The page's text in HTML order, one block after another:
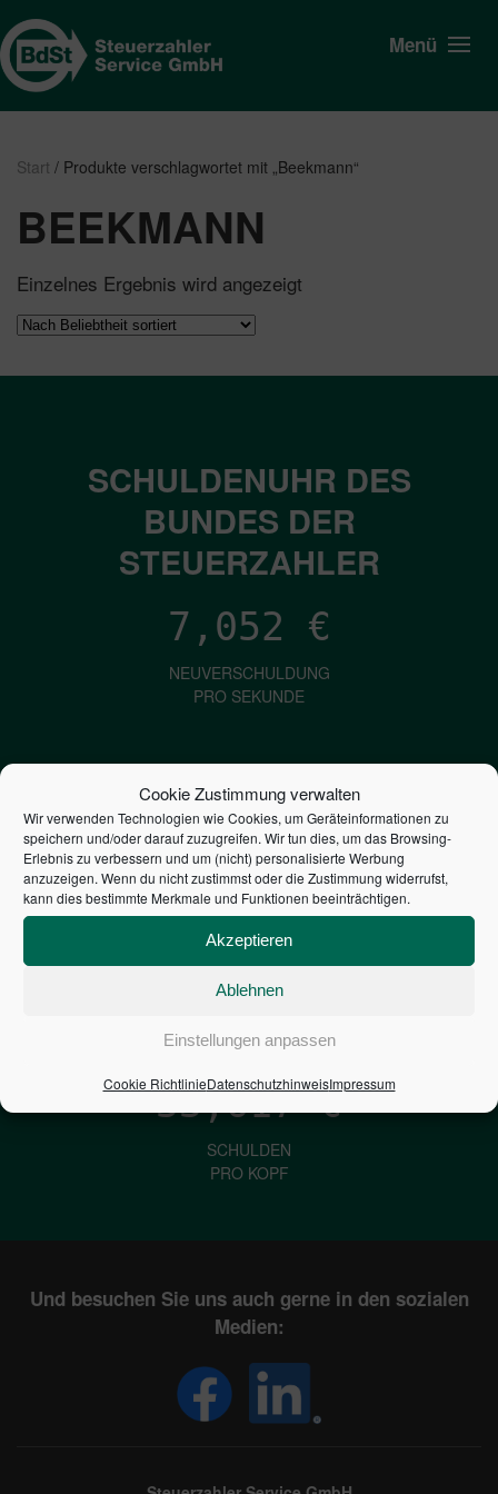
Cookie Zustimmung verwalten
Wir verwenden Technologien wie Cookies, um Geräteinformationen zu
speichern und/oder darauf zuzugreifen. Wir tun dies, um das Browsing-
Erlebnis zu verbessern und um (nicht) personalisierte Werbung
anzuzeigen. Wenn du nicht zustimmst oder die Zustimmung widerrufst,
kann dies bestimmte Merkmale und Funktionen beeinträchtigen.
Akzeptieren
Ablehnen
Einstellungen anpassen
Cookie RichtlinieDatenschutzhinweisImpressum
Menü
Start / Produkte verschlagwortet mit „Beekmann“
BEEKMANN
Einzelnes Ergebnis wird angezeigt
SCHULDENUHR DES
BUNDES DER
STEUERZAHLER
7,052 €
NEUVERSCHULDUNG
PRO SEKUNDE
1,601€
ZINSEN
PRO SEKUNDE
2,805,941,665,321
STAATSVERSCHULDUNG
33,617€
SCHULDEN
PRO KOPF
Und besuchen Sie uns auch gerne in den sozialen
Medien: